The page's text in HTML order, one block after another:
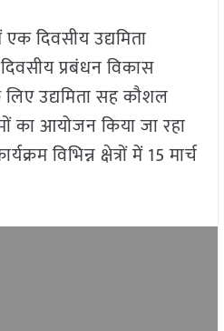
दिवसीय उद्यमिता
प्रबंधन विकास
उद्यमिता सह कौशल
का आयोजन किया जा रहा
विभिन्न क्षेत्रों में 15 मार्च